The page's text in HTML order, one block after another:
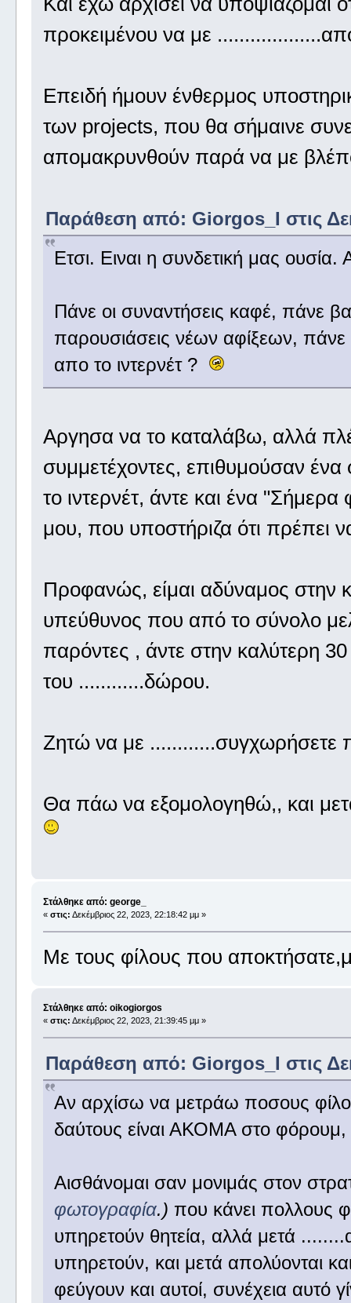
προκειμένου να με
Επειδή ήμουν ένθερμος
των projects, που θα σήμαινε
απομακρυνθούν παρά να με
Παράθεση από: Giorgos_I στις
Ετσι. Ειναι η συνδετική μας
Πάνε οι συναντήσεις καφέ, πάνε
παρουσιάσεις νέων αφίξεων, πάνε
απο το ιντερνέτ ?
Αργησα να το καταλάβω, αλλά
συμμετέχοντες, επιθυμούσαν
το ιντερνέτ, άντε και ένα
μου, που υποστήριζα ότι πρέπει
Προφανώς, είμαι αδύναμος στην
υπεύθυνος που από το σύνολο
παρόντες , άντε στην καλύτερη
του ............δώρου.
Ζητώ να με
Θα πάω να εξομολογηθώ,, και
Στάλθηκε από: george_
« στις: Δεκέμβριος 22, 2023, 22:18:42 μμ »
Με τους φίλους που
Στάλθηκε από: oikogiorgos
« στις: Δεκέμβριος 22, 2023, 21:39:45 μμ »
Παράθεση από: Giorgos_I στις
Αν αρχίσω να μετράω ποσους
δαύτους είναι ΑΚΟΜΑ στο
Αισθάνομαι σαν μονιμάς στον
φωτογραφία.) που κάνει πολλους
υπηρετούν θητεία, αλλά μετά
υπηρετούν, και μετά απολύονται
φεύγουν και αυτοί, συνέχεια